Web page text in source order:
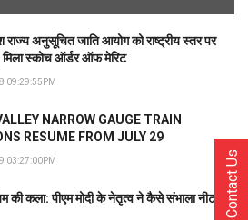
राज्य अनुसूचित जाति आयोग को राष्ट्रीय स्तर पर
मिला स्कोच ऑर्डर ऑफ मेरिट
09:29:55PM
NARROW GAUGE TRAIN
RESUME FROM JULY 29
03:27:00PM
की कला: पीएम मोदी के नेतृत्व ने कैसे संभाला नीट
Contact Us